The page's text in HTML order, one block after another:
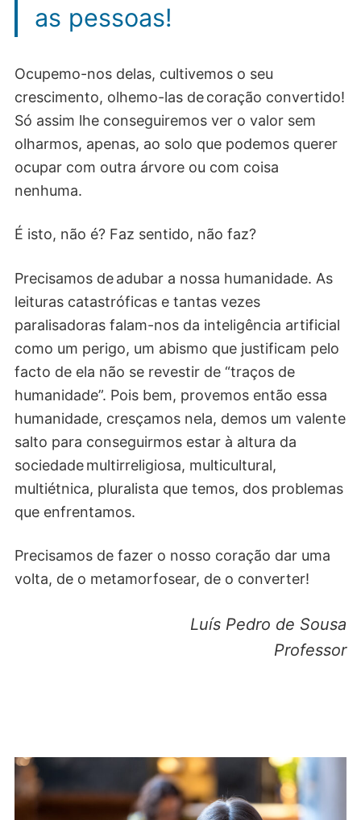
as pessoas!
Ocupemo-nos delas, cultivemos o seu
crescimento, olhemo-las de coração convertido!
Só assim lhe conseguiremos ver o valor sem
olharmos, apenas, ao solo que podemos querer
ocupar com outra árvore ou com coisa
nenhuma.
É isto, não é? Faz sentido, não faz?
Precisamos de adubar a nossa humanidade. As
leituras catastróficas e tantas vezes
paralisadoras falam-nos da inteligência artificial
como um perigo, um abismo que justificam pelo
facto de ela não se revestir de “traços de
humanidade”. Pois bem, provemos então essa
humanidade, cresçamos nela, demos um valente
salto para conseguirmos estar à altura da
sociedade multirreligiosa, multicultural,
multiétnica, pluralista que temos, dos problemas
que enfrentamos.
Precisamos de fazer o nosso coração dar uma
volta, de o metamorfosear, de o converter!
Luís Pedro de Sousa
Professor